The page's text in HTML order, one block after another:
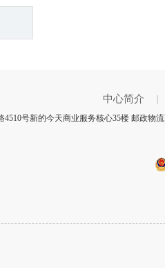
中心简介
|
号新的今天商业服务核心35楼 邮政物